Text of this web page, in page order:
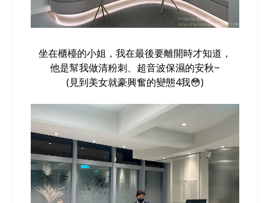
坐在櫃檯的小姐，我在最後要離開時才知道，
他是幫我做清粉刺、超音波保濕的安秋~
(見到美女就豪興奮的變態4我😳)